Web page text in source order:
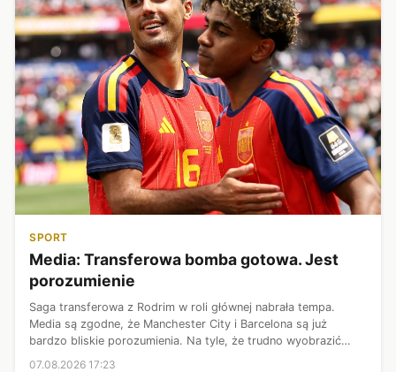
SPORT
Media: Transferowa bomba gotowa. Jest
porozumienie
Saga transferowa z Rodrim w roli głównej nabrała tempa.
Media są zgodne, że Manchester City i Barcelona są już
bardzo bliskie porozumienia. Na tyle, że trudno wyobrazić
07.08.2026 17:23